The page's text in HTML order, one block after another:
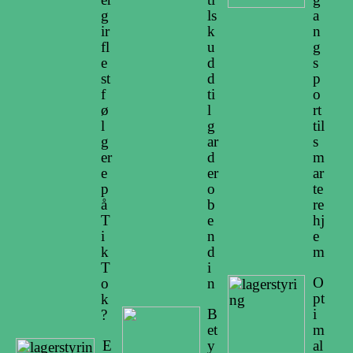
g
ir
fl
e
st
f
ø
l
g
er
e
p
å
T
i
k
T
o
k
?
E
ls
k
u
d
d
ti
l
g
ar
d
er
o
b
e
n
d
i
n
B
et
y
a
n
g
s
p
o
rt
til
s
m
ar
te
re
hj
e
m
O
pt
i
m
al